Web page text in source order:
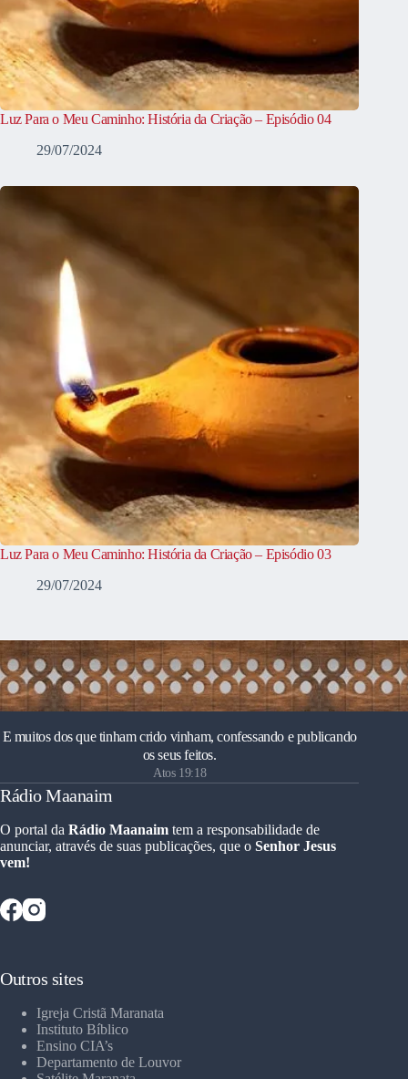
Luz Para o Meu Caminho: História da Criação – Episódio 04
29/07/2024
Luz Para o Meu Caminho: História da Criação – Episódio 03
29/07/2024
E muitos dos que tinham crido vinham, confessando e publicando
os seus feitos.
Atos 19:18
Rádio Maanaim
O portal da Rádio Maanaim tem a responsabilidade de
anunciar, através de suas publicações, que o Senhor Jesus
vem!
Outros sites
Igreja Cristã Maranata
Instituto Bíblico
Ensino CIA’s
Departamento de Louvor